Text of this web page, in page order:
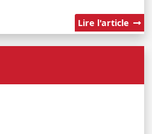
Lire l'article